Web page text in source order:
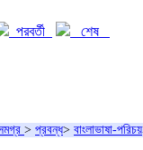
পরবর্তী
শেষ
> প্রবন্ধ> বাংলাভাষা-পরিচয়